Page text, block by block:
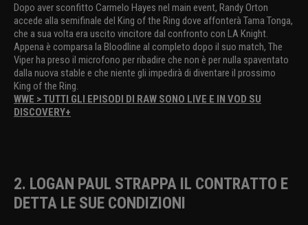
Dopo aver sconfitto Carmelo Hayes nel main event, Randy Orton
accede alla semifinale del King of the Ring dove affonterà Tama Tonga,
che a sua volta era uscito vincitore dal confronto con LA Knight.
Appena è comparsa la Bloodline al completo dopo il suo match, The
Viper ha preso il microfono per ribadire che non è per nulla spaventato
dalla nuova stable e che niente gli impedirà di diventare il prossimo
King of the Ring.
WWE > TUTTI GLI EPISODI DI RAW SONO LIVE E IN VOD SU
DISCOVERY+
2. LOGAN PAUL STRAPPA IL CONTRATTO E
DETTA LE SUE CONDIZIONI